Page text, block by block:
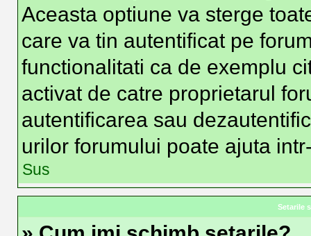
Aceasta optiune va sterge
care va tin autentificat pe
functionalitati ca de exemplu
activat de catre proprietarul
autentificarea sau
urilor forumului poate ajuta
Sus
Setarile